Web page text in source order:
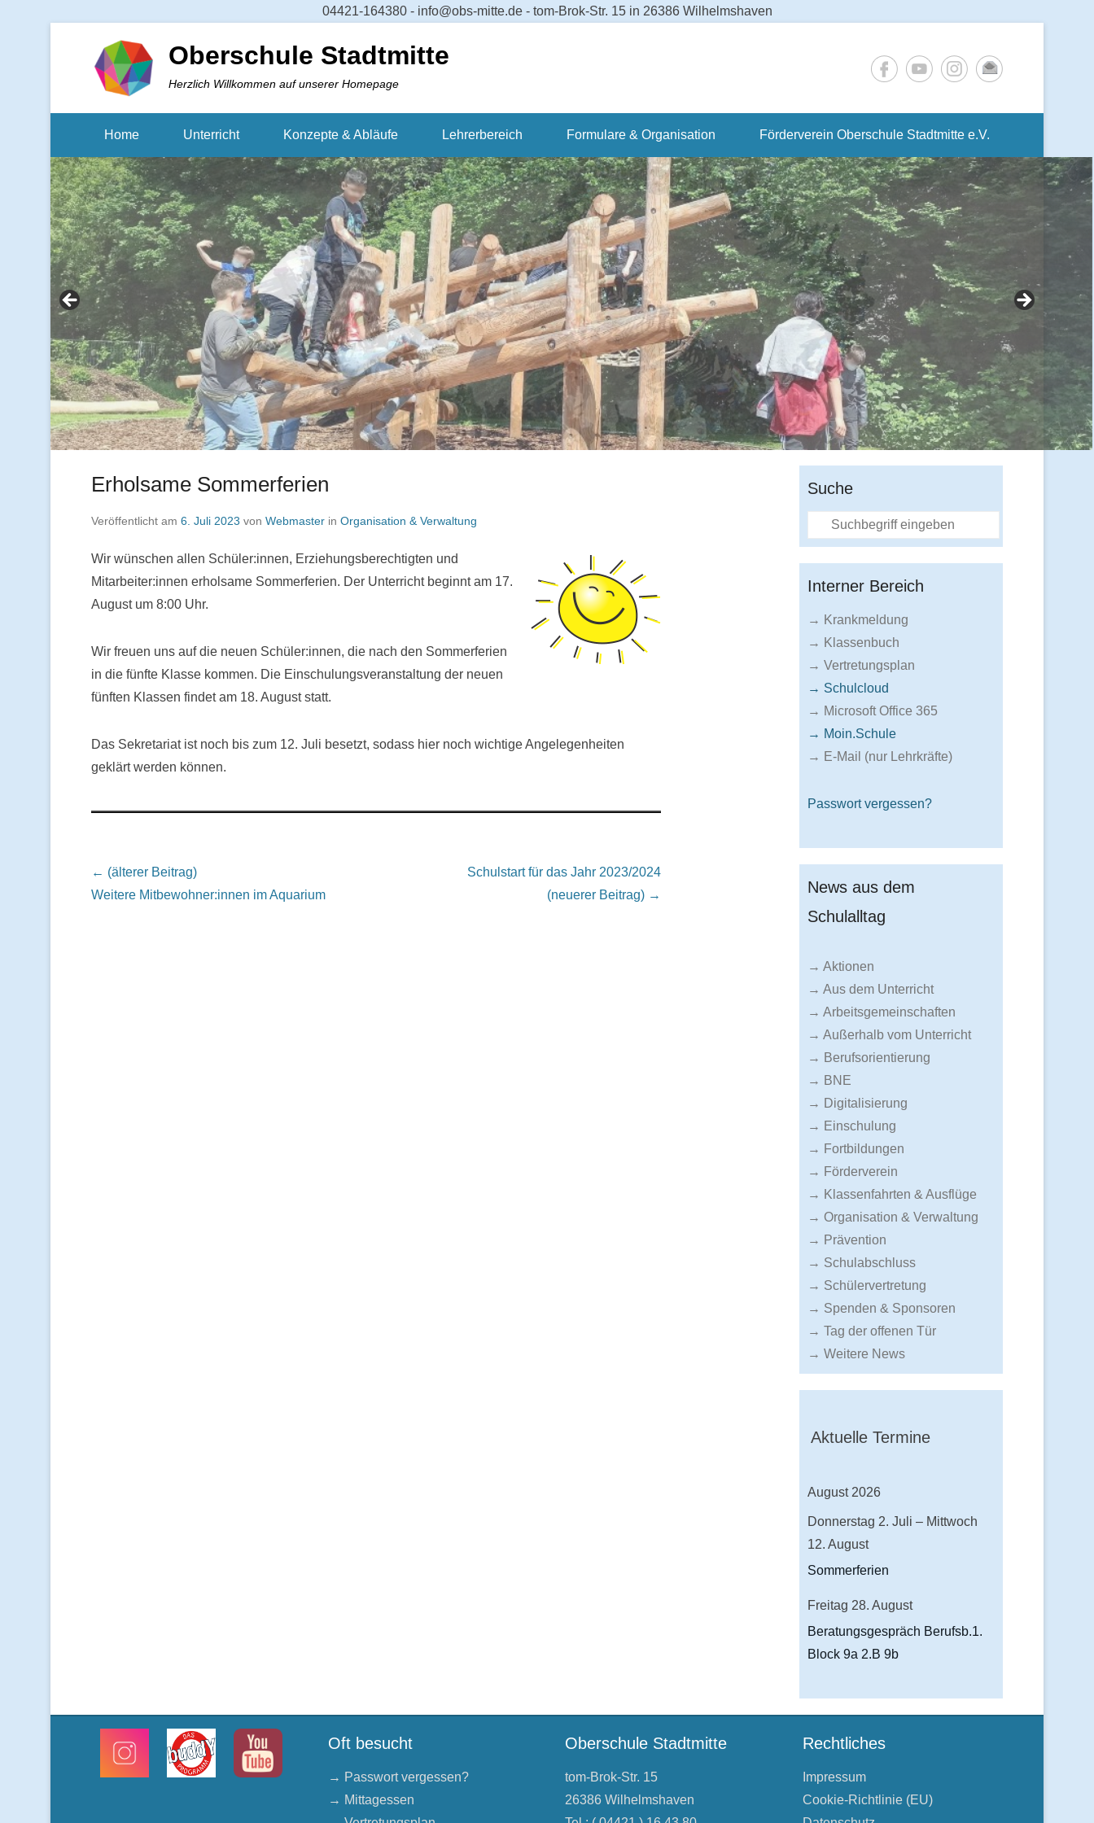
04421-164380 - info@obs-mitte.de - tom-Brok-Str. 15 in 26386 Wilhelmshaven
Oberschule Stadtmitte
Herzlich Willkommen auf unserer Homepage
Home Unterricht Konzepte & Abläufe Lehrerbereich Formulare & Organisation Förderverein Oberschule Stadtmitte e.V.
Erholsame Sommerferien
Veröffentlicht am 6. Juli 2023 von Webmaster in Organisation & Verwaltung
Wir wünschen allen Schüler:innen, Erziehungsberechtigten und
Mitarbeiter:innen erholsame Sommerferien. Der Unterricht beginnt am 17.
August um 8:00 Uhr.
Wir freuen uns auf die neuen Schüler:innen, die nach den Sommerferien
in die fünfte Klasse kommen. Die Einschulungsveranstaltung der neuen
fünften Klassen findet am 18. August statt.
Das Sekretariat ist noch bis zum 12. Juli besetzt, sodass hier noch wichtige Angelegenheiten
geklärt werden können.
Beitrags Übersicht
← (älterer Beitrag)
Weitere Mitbewohner:innen im Aquarium
Schulstart für das Jahr 2023/2024
(neuerer Beitrag) →
Suche
Suche
Interner Bereich
→ Krankmeldung
→ Klassenbuch
→ Vertretungsplan
→ Schulcloud
→ Microsoft Office 365
→ Moin.Schule
→ E-Mail (nur Lehrkräfte)
Passwort vergessen?
News aus dem
Schulalltag
→ Aktionen
→ Aus dem Unterricht
→ Arbeitsgemeinschaften
→ Außerhalb vom Unterricht
→ Berufsorientierung
→ BNE
→ Digitalisierung
→ Einschulung
→ Fortbildungen
→ Förderverein
→ Klassenfahrten & Ausflüge
→ Organisation & Verwaltung
→ Prävention
→ Schulabschluss
→ Schülervertretung
→ Spenden & Sponsoren
→ Tag der offenen Tür
→ Weitere News
Aktuelle Termine
August 2026
Donnerstag 2. Juli – Mittwoch
12. August
Sommerferien
Freitag 28. August
Beratungsgespräch Berufsb.1.
Block 9a 2.B 9b
Oft besucht
→ Passwort vergessen?
→ Mittagessen
Oberschule Stadtmitte
tom-Brok-Str. 15
26386 Wilhelmshaven
Rechtliches
Impressum
Cookie-Richtlinie (EU)